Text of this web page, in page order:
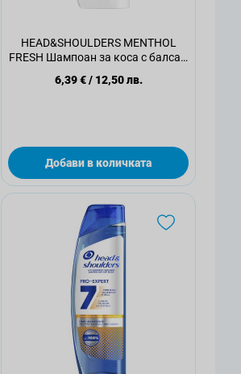
HEAD&SHOULDERS MENTHOL
FRESH Шампоан за коса с балсам
6,39 €/ 12,50 лв.
Добави в количката